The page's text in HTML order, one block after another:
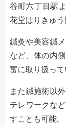
谷町六丁目駅
花堂はりきゅう
鍼灸や美容鍼
など、体の内
富に取り扱って
また鍼施術以
テレワークな
すことも可能。